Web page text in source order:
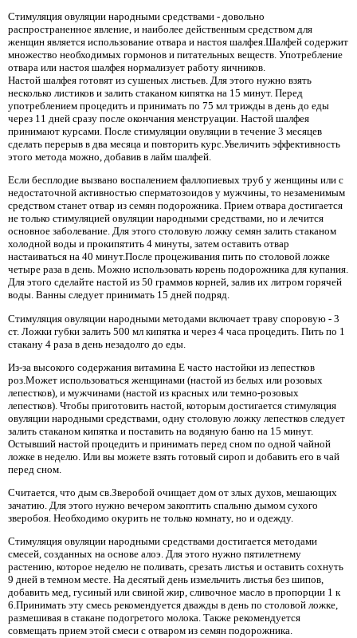
Стимуляция овуляции народными средствами - довольно
распространенное явление, и наиболее действенным средством для
женщин является использование отвара и настоя шалфея.Шалфей содержит
множество необходимых гормонов и питательных веществ. Употребление
отвара или настоя шалфея нормализует работу яичников.
Настой шалфея готовят из сушеных листьев. Для этого нужно взять
несколько листиков и залить стаканом кипятка на 15 минут. Перед
употреблением процедить и принимать по 75 мл трижды в день до еды
через 11 дней сразу после окончания менструации. Настой шалфея
принимают курсами. После стимуляции овуляции в течение 3 месяцев
сделать перерыв в два месяца и повторить курс.Увеличить эффективность
этого метода можно, добавив в лайм шалфей.
Если бесплодие вызвано воспалением фаллопиевых труб у женщины или с
недостаточной активностью сперматозоидов у мужчины, то незаменимым
средством станет отвар из семян подорожника. Прием отвара достигается
не только стимуляцией овуляции народными средствами, но и лечится
основное заболевание. Для этого столовую ложку семян залить стаканом
холодной воды и прокипятить 4 минуты, затем оставить отвар
настаиваться на 40 минут.После процеживания пить по столовой ложке
четыре раза в день. Можно использовать корень подорожника для купания.
Для этого сделайте настой из 50 граммов корней, залив их литром горячей
воды. Ванны следует принимать 15 дней подряд.
Стимуляция овуляции народными методами включает траву споровую - 3
ст. Ложки губки залить 500 мл кипятка и через 4 часа процедить. Пить по 1
стакану 4 раза в день незадолго до еды.
Из-за высокого содержания витамина Е часто настойки из лепестков
роз.Может использоваться женщинами (настой из белых или розовых
лепестков), и мужчинами (настой из красных или темно-розовых
лепестков). Чтобы приготовить настой, которым достигается стимуляция
овуляции народными средствами, одну столовую ложку лепестков следует
залить стаканом кипятка и поставить на водяную баню на 15 минут.
Остывший настой процедить и принимать перед сном по одной чайной
ложке в неделю. Или вы можете взять готовый сироп и добавить его в чай ​​
перед сном.
Считается, что дым св.Зверобой очищает дом от злых духов, мешающих
зачатию. Для этого нужно вечером закоптить спальню дымом сухого
зверобоя. Необходимо окурить не только комнату, но и одежду.
Стимуляция овуляции народными средствами достигается методами
смесей, созданных на основе алоэ. Для этого нужно пятилетнему
растению, которое неделю не поливать, срезать листья и оставить сохнуть
9 дней в темном месте. На десятый день измельчить листья без шипов,
добавить мед, гусиный или свиной жир, сливочное масло в пропорции 1 к
6.Принимать эту смесь рекомендуется дважды в день по столовой ложке,
размешивая в стакане подогретого молока. Также рекомендуется
совмещать прием этой смеси с отваром из семян подорожника.